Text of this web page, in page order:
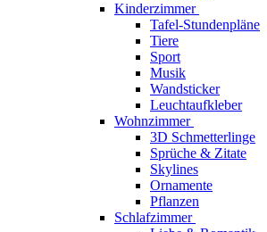
Kinderzimmer
Tafel-Stundenpläne
Tiere
Sport
Musik
Wandsticker
Leuchtaufkleber
Wohnzimmer
3D Schmetterlinge
Sprüche & Zitate
Skylines
Ornamente
Pflanzen
Schlafzimmer